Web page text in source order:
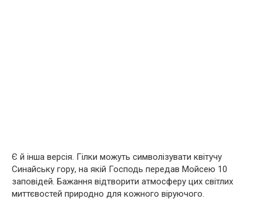
Є й інша версія. Гілки можуть символізувати квітучу
Синайську гору, на якій Господь передав Мойсею 10
заповідей. Бажання відтворити атмосферу цих світлих
миттєвостей природно для кожного віруючого.